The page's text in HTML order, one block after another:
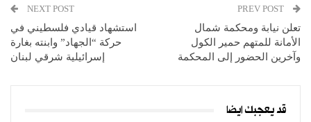
تعلن نيابة ومحكمة شمال
الأمانة للمتهم حمير الكول
وآخرين الحضور إلى المحكمة
NEXT POST
استشهاد قيادي فلسطيني في
حركة “الجهاد” وابنته بغارة
إسرائيلية شرقي لبنان
قد يعجبك ايضا